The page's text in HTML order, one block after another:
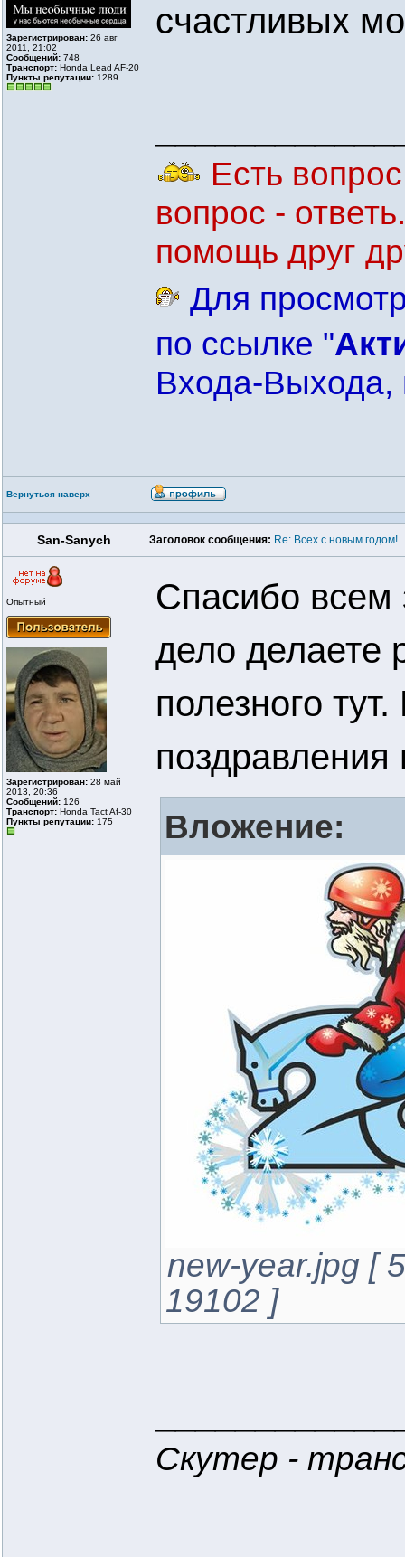
Зарегистрирован: 26 авг
2011, 21:02
Сообщений: 748
Транспорт: Honda Lead AF-20
Пункты репутации: 1289
счастливых
Есть
вопрос -
помощь друг
Для
по ссылке "
Входа-Выхода,
Вернуться наверх
San-Sanych Заголовок сообщения: Re: Всех с новым годом!
Опытный
Зарегистрирован: 28 май
2013, 20:36
Сообщений: 126
Транспорт: Honda Tact Af-30
Пункты репутации: 175
Спасибо всем
дело делаете
полезного
поздравления
Вложение:
new-year.jpg [
19102 ]
Скутер -